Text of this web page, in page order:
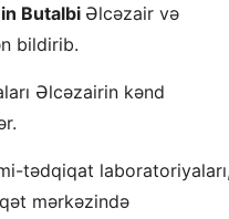
Butalbi Əlcəzair və
bildirib.
Əlcəzairin kənd
tədqiqat
mərkəzində